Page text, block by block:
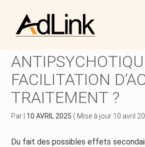
Aller
au
Créer et reprendre une activité
Développer votre entreprise
Construire votre patrimoine
Piloter votre gestion
Gérer vos ressources humaines
Dématérialiser vos documents
FACILITATION
TRAITEMENT ?
Par 10 AVRIL 2025 ( Mise à jour 10 avril
Du fait des possibles effets